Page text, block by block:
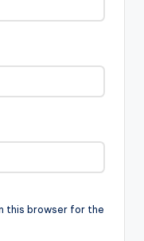
this browser for the